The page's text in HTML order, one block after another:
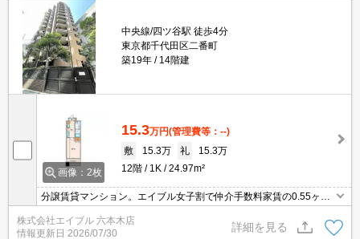
中央線/四ツ谷駅 徒歩4分
東京都千代田区二番町
築19年
14階建
画像：2枚
15.3万円(管理費等：--)
敷
15.3万 礼
15.3万
12階
1K 24.97m²
分譲賃貸マンション。エイブル女子割で仲介手数料家賃の0.55ヶ月
分より10％ＯＦＦ。オンライン契約相談可。保証会社加入要(初回、
月額総支払額の50%、更新料8,000円/年)。内見予約受付中。
株式会社エイブル 六本木店
情報更新日 2026/07/30
詳細を見る